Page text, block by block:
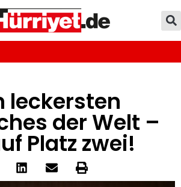
leckersten
der Welt –
Platz zwei!